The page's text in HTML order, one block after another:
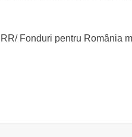
Fonduri pentru România